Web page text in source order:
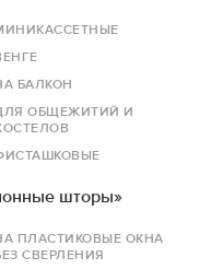
БАЛКОН
ОБЩЕЖИТИЙ И
шторы»
ПЛАСТИКОВЫЕ ОКНА
СВЕРЛЕНИЯ